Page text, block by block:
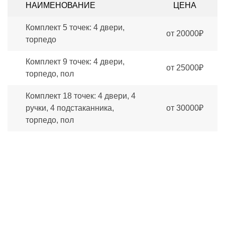
НАИМЕНОВАНИЕ ЦЕНА
Комплект 5 точек: 4 двери,
торпедо
от 20000₽
Комплект 9 точек: 4 двери,
торпедо, пол
от 25000₽
Комплект 18 точек: 4 двери, 4
ручки, 4 подстаканника,
торпедо, пол
от 30000₽